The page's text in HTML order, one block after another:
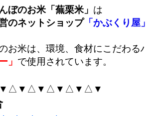
ぼのお米「蕪栗米」 は
のネットショップ「かぶくり屋
お米は、環境、食材にこだわる
」 で使用されています。